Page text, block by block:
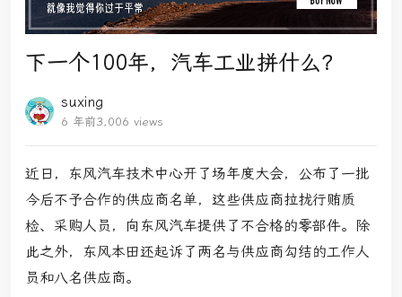
下一个100年，汽车工业拼什么？
suxing
6 年前3,006 views
近日，东风汽车技术中心开了场年度大会，公布了一批
今后不予合作的供应商名单，这些供应商拉拢行贿质
检、采购人员，向东风汽车提供了不合格的零部件。除
此之外，东风本田还起诉了两名与供应商勾结的工作人
员和八名供应商。